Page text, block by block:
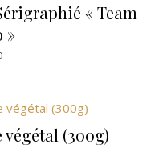
« Team
»
végétal (300g)